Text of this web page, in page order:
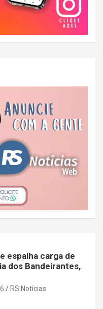
espalha carga de
dos Bandeirantes,
RS Notícias